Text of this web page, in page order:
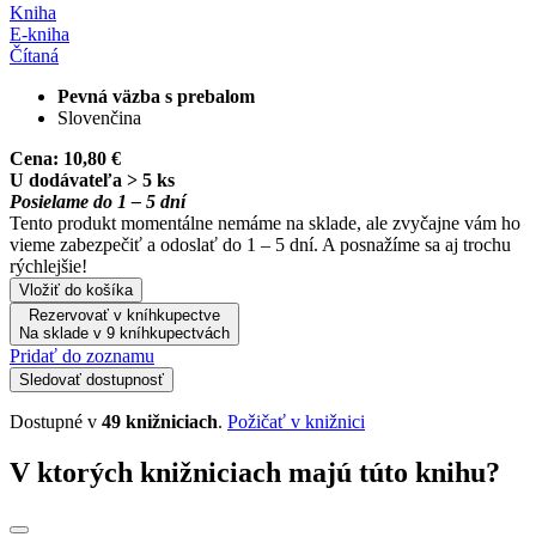
Kniha
E-kniha
Čítaná
Pevná väzba s prebalom
Slovenčina
Cena: 10,80 €
U dodávateľa > 5 ks
Posielame do 1 – 5 dní
Tento produkt momentálne nemáme na sklade, ale zvyčajne vám ho
vieme zabezpečiť a odoslať do 1 – 5 dní. A posnažíme sa aj trochu
rýchlejšie!
Vložiť do košíka
Rezervovať v kníhkupectve
Na sklade v 9 kníhkupectvách
Pridať do zoznamu
Sledovať dostupnosť
Dostupné v 49 knižniciach. Požičať v knižnici
V ktorých knižniciach majú túto knihu?